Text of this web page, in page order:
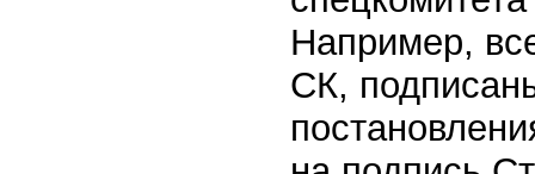
Например,
СК,